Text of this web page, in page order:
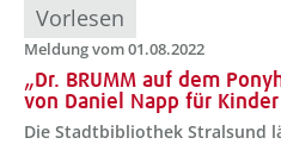
Vorlesen
Meldung vom 01.08.2022
„Dr. BRUMM auf dem
von Daniel Napp für
Die Stadtbibliothek Stralsund